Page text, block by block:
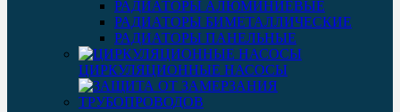
РАДИАТОРЫ АЛЮМИНИЕВЫЕ
РАДИАТОРЫ БИМЕТАЛЛИЧЕСКИЕ
РАДИАТОРЫ ПАНЕЛЬНЫЕ
ЦИРКУЛЯЦИОННЫЕ НАСОСЫ